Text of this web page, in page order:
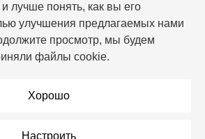
лучше понять, как вы его
улучшения предлагаемых нами
просмотр, мы будем
файлы cookie.
Хорошо
Настроить
Пн–Пт: 10:00 – 19:00